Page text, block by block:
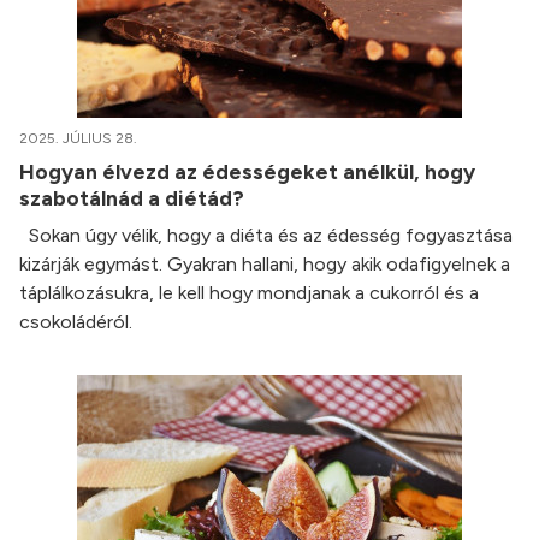
2025. JÚLIUS 28.
Hogyan élvezd az édességeket anélkül, hogy
szabotálnád a diétád?
Sokan úgy vélik, hogy a diéta és az édesség fogyasztása
kizárják egymást. Gyakran hallani, hogy akik odafigyelnek a
táplálkozásukra, le kell hogy mondjanak a cukorról és a
csokoládéról.